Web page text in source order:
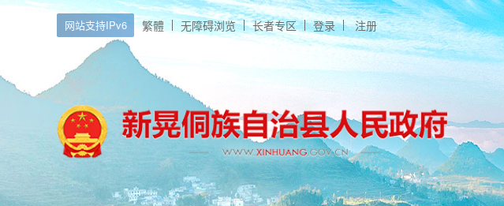
网站支持IPv6 繁體 无障碍浏览 长者专区 登录 注册